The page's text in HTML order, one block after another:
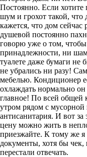
Постоянно. Если хотите
шум и грохот такой, что
кажется, что дом сейчас
душевой постоянно
говорю уже о том,
принадлежности, ни
туалете даже бумаги не
не убрались ни разу!
мебелью. Кондиционер
охлаждать нормально он
главное! По всей общей
утром рядом с
антисанитария. И вот за
цену можно жить в
приезжайте. К тому же я
документы, хотя бы
перестали отвечать.